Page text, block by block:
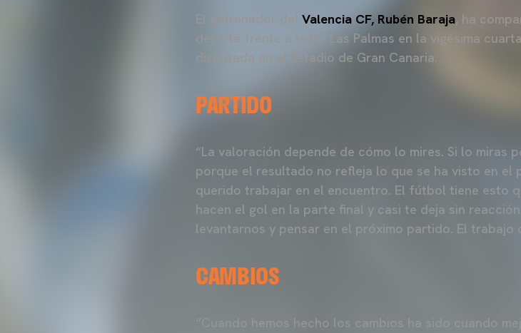
El entrenador del Valencia CF, Rubén Baraja, ha
derrota frente a la UD Las Palmas en la vigésima
disputada en el Estadio de Gran Canaria.
PARTIDO
“La valoración depende de cómo lo mires. Si lo
porque el resultado no refleja lo que se ha visto en el
querido trabajar en el encuentro. El fútbol tiene esto
hacen el gol en la parte final y casi te deja sin
levantarnos y pensar en el próximo partido. El trabajo
CAMBIOS
“Cuando hemos hecho los cambios ha sido cuando